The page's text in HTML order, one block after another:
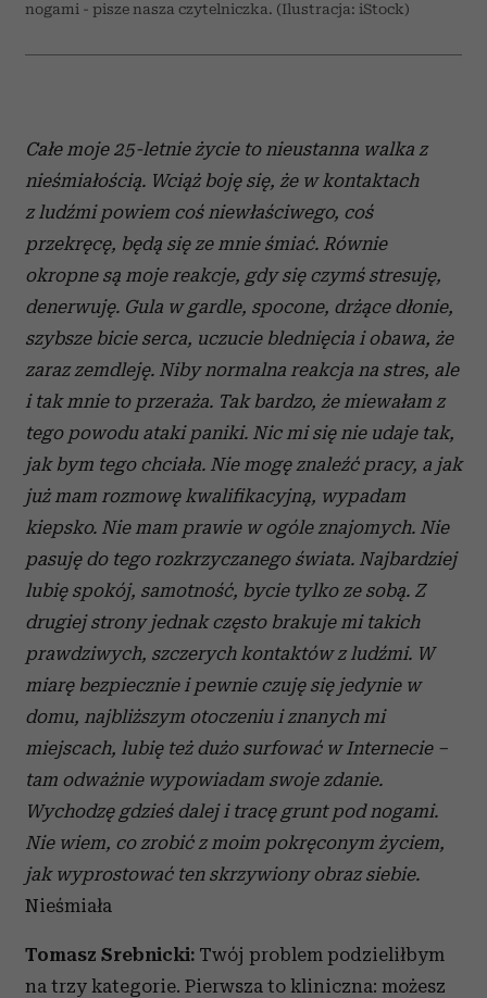
nogami - pisze nasza czytelniczka. (Ilustracja: iStock)
Całe moje 25-letnie życie to nieustanna walka z
nieśmiałością. Wciąż boję się, że w kontaktach
z ludźmi powiem coś niewłaściwego, coś
przekręcę, będą się ze mnie śmiać. Równie
okropne są moje reakcje, gdy się czymś stresuję,
denerwuję. Gula w gardle, spocone, drżące dłonie,
szybsze bicie serca, uczucie blednięcia i obawa, że
zaraz zemdleję. Niby normalna reakcja na stres, ale
i tak mnie to przeraża. Tak bardzo, że miewałam z
tego powodu ataki paniki. Nic mi się nie udaje tak,
jak bym tego chciała. Nie mogę znaleźć pracy, a jak
już mam rozmowę kwalifikacyjną, wypadam
kiepsko. Nie mam prawie w ogóle znajomych. Nie
pasuję do tego rozkrzyczanego świata. Najbardziej
lubię spokój, samotność, bycie tylko ze sobą. Z
drugiej strony jednak często brakuje mi takich
prawdziwych, szczerych kontaktów z ludźmi. W
miarę bezpiecznie i pewnie czuję się jedynie w
domu, najbliższym otoczeniu i znanych mi
miejscach, lubię też dużo surfować w Internecie –
tam odważnie wypowiadam swoje zdanie.
Wychodzę gdzieś dalej i tracę grunt pod nogami.
Nie wiem, co zrobić z moim pokręconym życiem,
jak wyprostować ten skrzywiony obraz siebie.
Nieśmiała
Tomasz Srebnicki: Twój problem podzieliłbym
na trzy kategorie. Pierwsza to kliniczna: możesz